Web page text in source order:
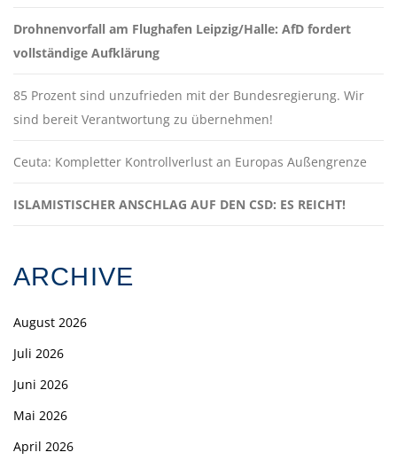
Drohnenvorfall am Flughafen Leipzig/Halle: AfD fordert
vollständige Aufklärung
85 Prozent sind unzufrieden mit der Bundesregierung. Wir
sind bereit Verantwortung zu übernehmen!
Ceuta: Kompletter Kontrollverlust an Europas Außengrenze
ISLAMISTISCHER ANSCHLAG AUF DEN CSD: ES REICHT!
ARCHIVE
August 2026
Juli 2026
Juni 2026
Mai 2026
April 2026